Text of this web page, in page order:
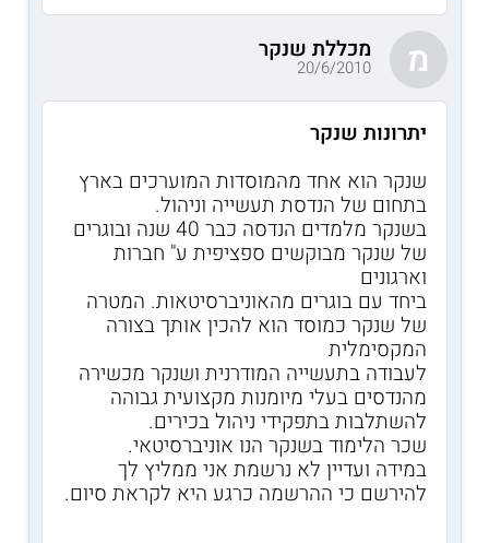
מ מכללת שנקר
20/6/2010
יתרונות שנקר
שנקר הוא אחד מהמוסדות המוערכים בארץ
בתחום של הנדסת תעשייה וניהול.
בשנקר מלמדים הנדסה כבר 40 שנה ובוגרים
של שנקר מבוקשים ספציפית ע" חברות
וארגונים
ביחד עם בוגרים מהאוניברסיטאות. המטרה
של שנקר כמוסד הוא להכין אותך בצורה
המקסימלית
לעבודה בתעשייה המודרנית ושנקר מכשירה
מהנדסים בעלי מיומנות מקצועית גבוהה
להשתלבות בתפקידי ניהול בכירים.
שכר הלימוד בשנקר הנו אוניברסיטאי.
במידה ועדיין לא נרשמת אני ממליץ לך
להירשם כי ההרשמה כרגע היא לקראת סיום.